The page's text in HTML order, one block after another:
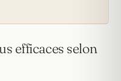
efficaces selon